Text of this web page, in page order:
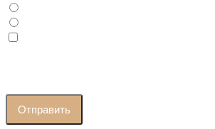
Отправить